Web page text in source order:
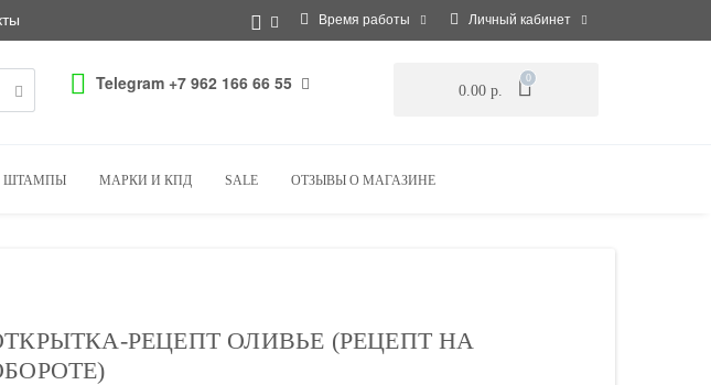
Время работы Личный кабинет
Telegram +7 962 166 66 55 0.00 р.
0
ШТАМПЫ МАРКИ И КПД SALE ОТЗЫВЫ О МАГАЗИНЕ
РЕЦЕПТ ОЛИВЬЕ (РЕЦЕПТ НА